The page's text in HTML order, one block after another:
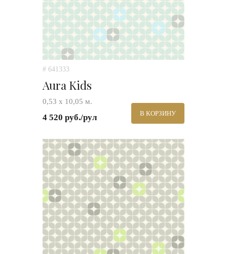
# 641333
Aura Kids
0,53 х 10,05 м.
4 520 руб./рул В КОРЗИНУ